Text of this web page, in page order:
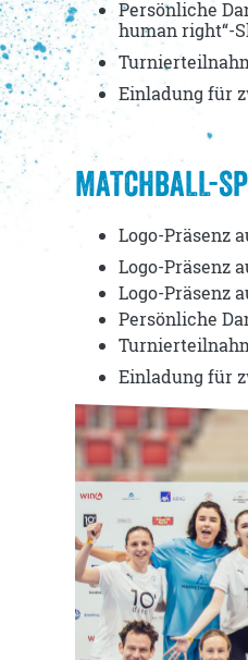
Persönliche
human right“-
Einladung für
MATCHBALL-
Logo-Präsenz
Logo-Präsenz
Logo-Präsenz
Persönliche
Einladung für